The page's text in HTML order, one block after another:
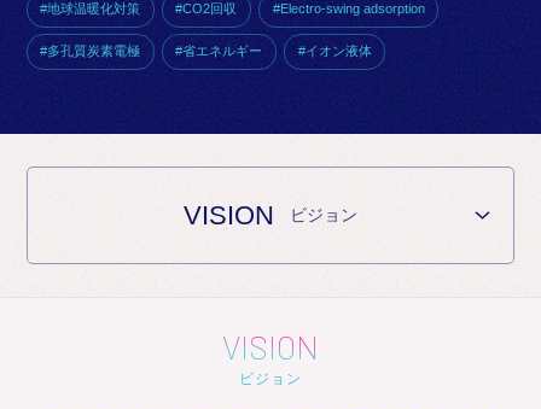
コラム
お知らせ
#地球温暖化対策 #CO2回収 #Electro-swing adsorption
#多孔質炭素電極 #省エネルギー #イオン液体
VISION ビジョン
VISION
ビジョン